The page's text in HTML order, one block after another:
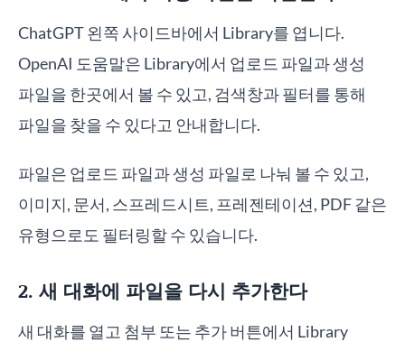
ChatGPT 왼쪽 사이드바에서 Library를 엽니다.
OpenAI 도움말은 Library에서 업로드 파일과 생성
파일을 한곳에서 볼 수 있고, 검색창과 필터를 통해
파일을 찾을 수 있다고 안내합니다.
파일은 업로드 파일과 생성 파일로 나눠 볼 수 있고,
이미지, 문서, 스프레드시트, 프레젠테이션, PDF 같은
유형으로도 필터링할 수 있습니다.
2. 새 대화에 파일을 다시 추가한다
새 대화를 열고 첨부 또는 추가 버튼에서 Library